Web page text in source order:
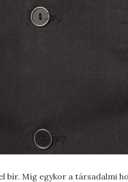
bír. Míg egykor a társadalmi